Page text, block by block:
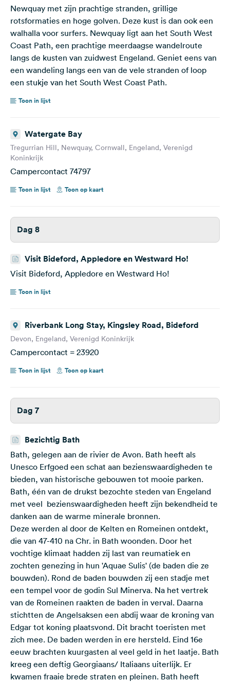
Newquay met zijn prachtige stranden, grillige
rotsformaties en hoge golven. Deze kust is dan ook een
walhalla voor surfers. Newquay ligt aan het South West
Coast Path, een prachtige meerdaagse wandelroute
langs de kusten van zuidwest Engeland. Geniet eens van
een wandeling langs een van de vele stranden of loop
een stukje van het South West Coast Path.
Toon in lijst
Watergate Bay
Tregurrian Hill, Newquay, Cornwall, Engeland, Verenigd
Koninkrijk
Campercontact 74797
Toon in lijst Toon op kaart
Dag 8
Visit Bideford, Appledore en Westward Ho!
Visit Bideford, Appledore en Westward Ho!
Toon in lijst
Riverbank Long Stay, Kingsley Road, Bideford
Devon, Engeland, Verenigd Koninkrijk
Campercontact = 23920
Toon in lijst Toon op kaart
Dag 7
Bezichtig Bath
Bath, gelegen aan de rivier de Avon. Bath heeft als
Unesco Erfgoed een schat aan bezienswaardigheden te
bieden, van historische gebouwen tot mooie parken.
Bath, één van de drukst bezochte steden van Engeland
met veel bezienswaardigheden heeft zijn bekendheid te
danken aan de warme minerale bronnen.
Deze werden al door de Kelten en Romeinen ontdekt,
die van 47-410 na Chr. in Bath woonden. Door het
vochtige klimaat hadden zij last van reumatiek en
zochten genezing in hun 'Aquae Sulis' (de baden die ze
bouwden). Rond de baden bouwden zij een stadje met
een tempel voor de godin Sul Minerva. Na het vertrek
van de Romeinen raakten de baden in verval. Daarna
stichtten de Angelsaksen een abdij waar de kroning van
Edgar tot koning plaatsvond. Dit bracht toeristen met
zich mee. De baden werden in ere hersteld. Eind 16e
eeuw brachten kuurgasten al veel geld in het laatje. Bath
kreeg een deftig Georgiaans/ Italiaans uiterlijk. Er
kwamen fraaie brede straten en pleinen. Bath heeft